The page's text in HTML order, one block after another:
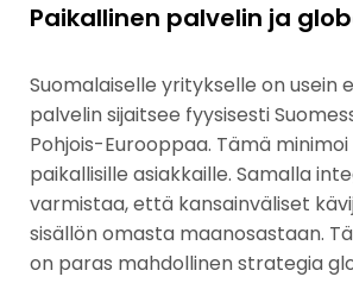
Paikallinen palvelin ja
Suomalaiselle yritykselle on usein
palvelin sijaitsee fyysisesti
Pohjois-Eurooppaa. Tämä
paikallisille asiakkaille. Samalla
varmistaa, että kansainväliset
sisällön omasta maanosastaan.
on paras mahdollinen strategia